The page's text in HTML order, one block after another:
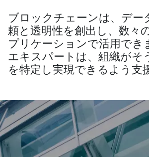
ブロックチェーンは、デー
頼と透明性を創出し、数々
プリケーションで活用でき
エキスパートは、組織がそ
を特定し実現できるよう支